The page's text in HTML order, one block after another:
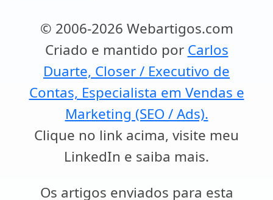
© 2006-2026 Webartigos.com
Criado e mantido por Carlos
Duarte, Closer / Executivo de
Contas, Especialista em Vendas e
Marketing (SEO / Ads).
Clique no link acima, visite meu
LinkedIn e saiba mais.
Os artigos enviados para esta